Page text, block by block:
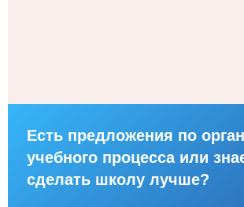
Есть предложения по
учебного процесса или
сделать школу лучше?